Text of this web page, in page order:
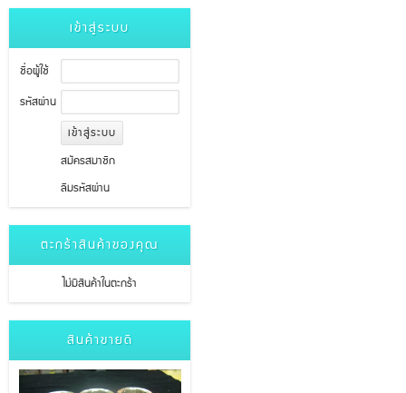
เข้าสู่ระบบ
ชื่อผู้ใช้
รหัสผ่าน
สมัครสมาชิก
ลืมรหัสผ่าน
ตะกร้าสินค้าของคุณ
ไม่มีสินค้าในตะกร้า
สินค้าขายดี